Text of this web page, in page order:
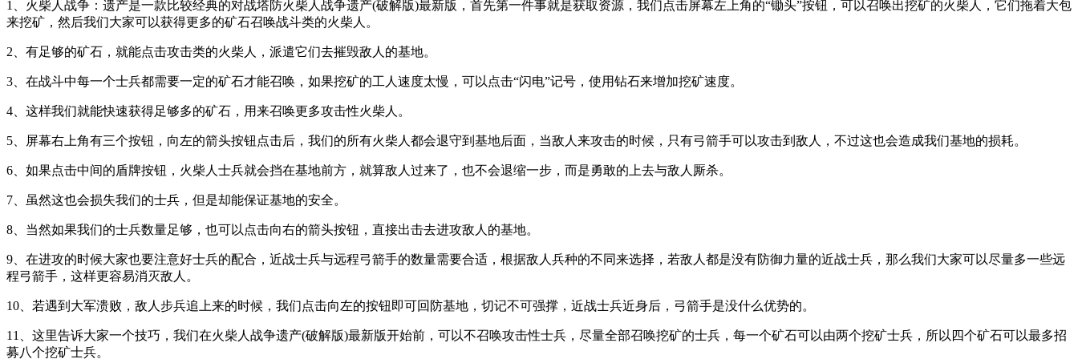
1、火柴人战争：遗产是一款比较经典的对战塔防火柴人战争遗产(破解版)最新版，首先第一件事就是获取资源，我们点击屏幕左上角的“锄头”按钮，可以召唤出挖矿的火柴人，它们拖着大包
来挖矿，然后我们大家可以获得更多的矿石召唤战斗类的火柴人。
2、有足够的矿石，就能点击攻击类的火柴人，派遣它们去摧毁敌人的基地。
3、在战斗中每一个士兵都需要一定的矿石才能召唤，如果挖矿的工人速度太慢，可以点击“闪电”记号，使用钻石来增加挖矿速度。
4、这样我们就能快速获得足够多的矿石，用来召唤更多攻击性火柴人。
5、屏幕右上角有三个按钮，向左的箭头按钮点击后，我们的所有火柴人都会退守到基地后面，当敌人来攻击的时候，只有弓箭手可以攻击到敌人，不过这也会造成我们基地的损耗。
6、如果点击中间的盾牌按钮，火柴人士兵就会挡在基地前方，就算敌人过来了，也不会退缩一步，而是勇敢的上去与敌人厮杀。
7、虽然这也会损失我们的士兵，但是却能保证基地的安全。
8、当然如果我们的士兵数量足够，也可以点击向右的箭头按钮，直接出击去进攻敌人的基地。
9、在进攻的时候大家也要注意好士兵的配合，近战士兵与远程弓箭手的数量需要合适，根据敌人兵种的不同来选择，若敌人都是没有防御力量的近战士兵，那么我们大家可以尽量多一些远
程弓箭手，这样更容易消灭敌人。
10、若遇到大军溃败，敌人步兵追上来的时候，我们点击向左的按钮即可回防基地，切记不可强撑，近战士兵近身后，弓箭手是没什么优势的。
11、这里告诉大家一个技巧，我们在火柴人战争遗产(破解版)最新版开始前，可以不召唤攻击性士兵，尽量全部召唤挖矿的士兵，每一个矿石可以由两个挖矿士兵，所以四个矿石可以最多招
募八个挖矿士兵。